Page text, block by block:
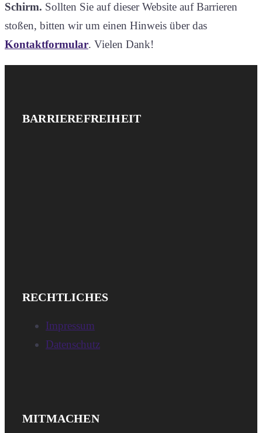
Schirm. Sollten Sie auf dieser Website auf Barrieren
stoßen, bitten wir um einen Hinweis über das
Kontaktformular. Vielen Dank!
Website-
BARRIEREFREIHEITIMPRESSUM
RECHTLICHESIMPRESSUM
Impressum
Datenschutz
MITMACHENNEWSLETTER,